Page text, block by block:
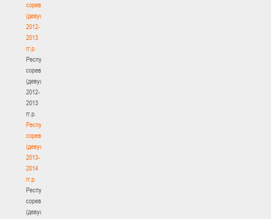
соревнования
(девушки)
2012-
2013
гг.р.
Республиканские
соревнования
(девушки)
2012-
2013
гг.р.
Республиканские
соревнования
(девушки)
2013-
2014
гг.р.
Республиканские
соревнования
(девушки)